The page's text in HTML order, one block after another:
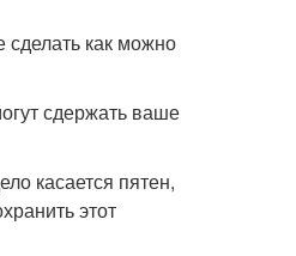
как можно
сдержать ваше
касается пятен,
этот